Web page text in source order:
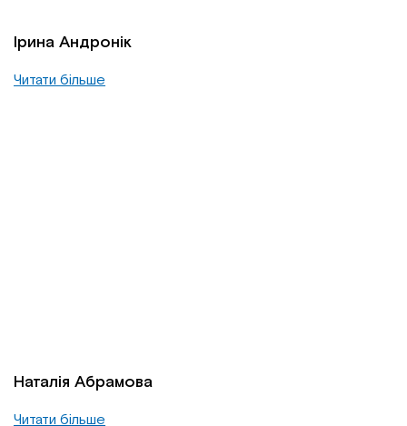
Ірина Андронік
Читати більше
Наталія Абрамова
Читати більше